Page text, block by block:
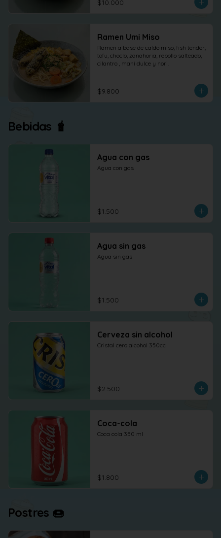
$10.000
Ramen Umi Miso
Ramen a base de caldo miso, fish tender,
tofu, choclo, zanahoria, repollo salteado,
cilantro , maní dulce y nori.
$9.800
Bebidas 🧋
Agua con gas
Agua con gas
$1.500
Agua sin gas
Agua sin gas
$1.500
Cerveza sin alcohol
Cristal cero alcohol 350cc
$2.500
Coca-cola
Coca cola 350 ml
$1.800
Postres 🍩